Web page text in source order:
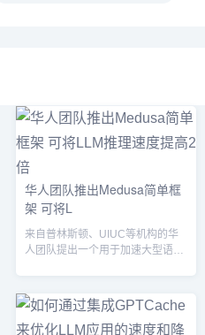
华人团队推出Medusa简单框
架 可将L
来自普林斯顿、UIUC等机构的华
人团队提出一个用于加速大型语言